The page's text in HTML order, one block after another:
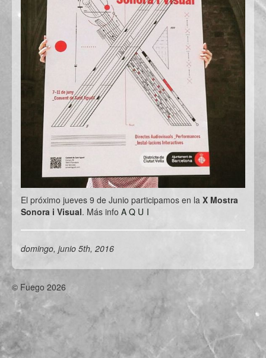
El próximo jueves 9 de Junio participamos en la X Mostra
Sonora i Visual. Más info AQUI
domingo, junio 5th, 2016
© Fuego 2026